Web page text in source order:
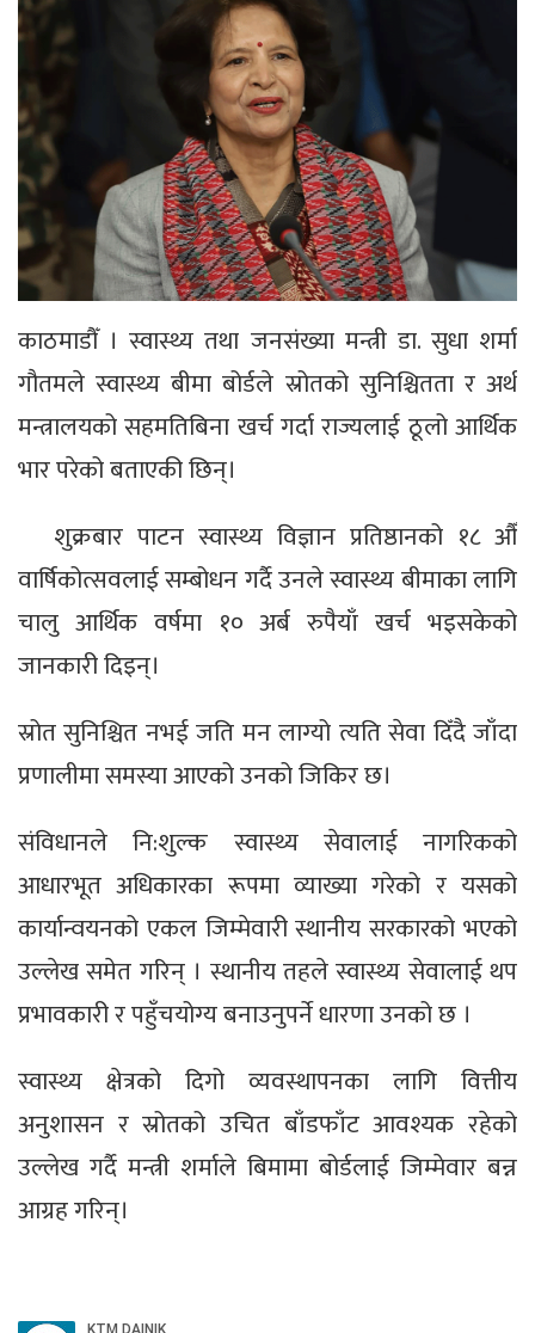
काठमाडौँ । स्वास्थ्य तथा जनसंख्या मन्त्री डा. सुधा शर्मा
गौतमले स्वास्थ्य बीमा बोर्डले स्रोतको सुनिश्चितता र अर्थ
मन्त्रालयको सहमतिबिना खर्च गर्दा राज्यलाई ठूलो आर्थिक
भार परेको बताएकी छिन्।
शुक्रबार पाटन स्वास्थ्य विज्ञान प्रतिष्ठानको १८ औँ
वार्षिकोत्सवलाई सम्बोधन गर्दै उनले स्वास्थ्य बीमाका लागि
चालु आर्थिक वर्षमा १० अर्ब रुपैयाँ खर्च भइसकेको
जानकारी दिइन्।
स्रोत सुनिश्चित नभई जति मन लाग्यो त्यति सेवा दिँदै जाँदा
प्रणालीमा समस्या आएको उनको जिकिर छ।
संविधानले नि:शुल्क स्वास्थ्य सेवालाई नागरिकको
आधारभूत अधिकारका रूपमा व्याख्या गरेको र यसको
कार्यान्वयनको एकल जिम्मेवारी स्थानीय सरकारको भएको
उल्लेख समेत गरिन् । स्थानीय तहले स्वास्थ्य सेवालाई थप
प्रभावकारी र पहुँचयोग्य बनाउनुपर्ने धारणा उनको छ ।
स्वास्थ्य क्षेत्रको दिगो व्यवस्थापनका लागि वित्तीय
अनुशासन र स्रोतको उचित बाँडफाँट आवश्यक रहेको
उल्लेख गर्दै मन्त्री शर्माले बिमामा बोर्डलाई जिम्मेवार बन्न
आग्रह गरिन्।